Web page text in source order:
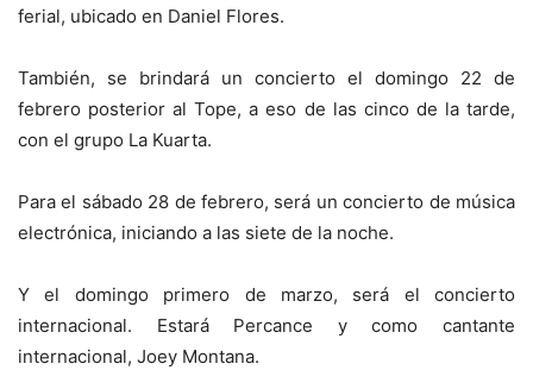
ferial, ubicado en Daniel Flores.
También, se brindará un concierto el domingo 22 de
febrero posterior al Tope, a eso de las cinco de la tarde,
con el grupo La Kuarta.
Para el sábado 28 de febrero, será un concierto de música
electrónica, iniciando a las siete de la noche.
Y el domingo primero de marzo, será el concierto
internacional. Estará Percance y como cantante
internacional, Joey Montana.